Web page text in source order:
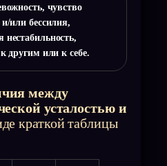
чувство
или бессилия,
нестабильность,
другим или к себе.
между
усталостью и
краткой таблицы